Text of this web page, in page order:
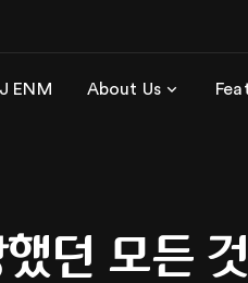
ENM About Us
던 모든 것